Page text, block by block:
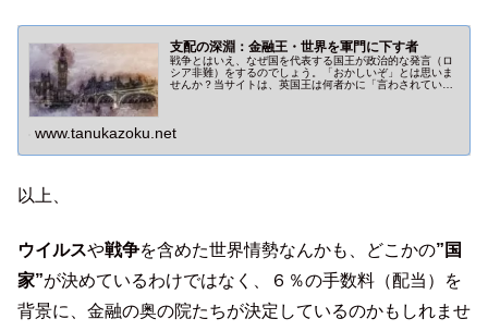
支配の深淵：金融王・世界を軍門に下す者
戦争とはいえ、なぜ国を代表する国王が政治的な発言（ロ
シア非難）をするのでしょう。「おかしいぞ」とは思いま
せんか？当サイトは、英国王は何者かに「言わされてい
www.tanukazoku.net
以上、
ウイルスや戦争を含めた世界情勢なんかも、どこかの”国
家”が決めているわけではなく、６％の手数料（配当）を
背景に、金融の奥の院たちが決定しているのかもしれませ